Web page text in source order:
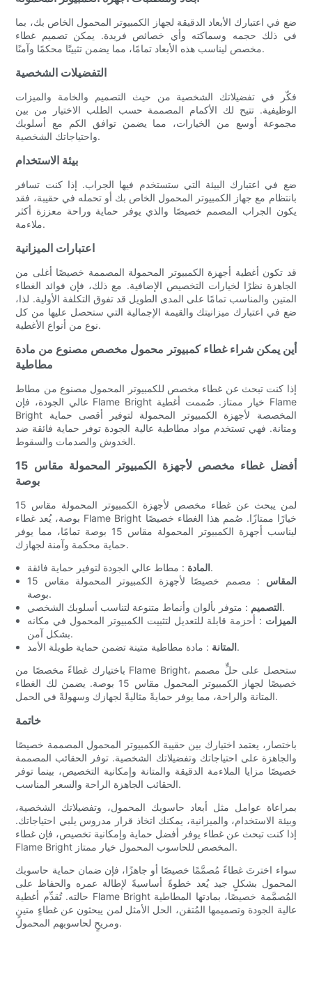
ضع في اعتبارك الأبعاد الدقيقة لجهاز الكمبيوتر المحمول الخاص بك، بما
في ذلك حجمه وسماكته وأي خصائص فريدة. يمكن تصميم غطاء
مخصص ليناسب هذه الأبعاد تمامًا، مما يضمن تثبيتًا محكمًا وآمنًا.
التفضيلات الشخصية
فكّر في تفضيلاتك الشخصية من حيث التصميم والخامة والميزات
الوظيفية. تتيح لك الأكمام المصممة حسب الطلب الاختيار من بين
مجموعة أوسع من الخيارات، مما يضمن توافق الكم مع أسلوبك
واحتياجاتك الشخصية.
بيئة الاستخدام
ضع في اعتبارك البيئة التي ستستخدم فيها الجراب. إذا كنت تسافر
بانتظام مع جهاز الكمبيوتر المحمول الخاص بك أو تحمله في حقيبة، فقد
يكون الجراب المصمم خصيصًا والذي يوفر حماية وراحة معززة أكثر
ملاءمة.
اعتبارات الميزانية
قد تكون أغطية أجهزة الكمبيوتر المحمولة المصممة خصيصًا أغلى من
الجاهزة نظرًا لخيارات التخصيص الإضافية. مع ذلك، فإن فوائد الغطاء
المتين والمناسب تمامًا على المدى الطويل قد تفوق التكلفة الأولية. لذا،
ضع في اعتبارك ميزانيتك والقيمة الإجمالية التي ستحصل عليها من كل
نوع من أنواع الأغطية.
أين يمكن شراء غطاء كمبيوتر محمول مخصص مصنوع من مادة
مطاطية
إذا كنت تبحث عن غطاء مخصص للكمبيوتر المحمول مصنوع من مطاط
عالي الجودة، فإن Flame Bright خيار ممتاز. صُممت أغطية Flame
Bright المخصصة لأجهزة الكمبيوتر المحمولة لتوفير أقصى حماية
ومتانة. فهي تستخدم مواد مطاطية عالية الجودة توفر حماية فائقة ضد
الخدوش والصدمات والسقوط.
أفضل غطاء مخصص لأجهزة الكمبيوتر المحمولة مقاس 15
بوصة
لمن يبحث عن غطاء مخصص لأجهزة الكمبيوتر المحمولة مقاس 15
بوصة، يُعد غطاء Flame Bright خيارًا ممتازًا. صُمم هذا الغطاء خصيصًا
ليناسب أجهزة الكمبيوتر المحمولة مقاس 15 بوصة تمامًا، مما يوفر
حماية محكمة وآمنة لجهازك.
المادة: مطاط عالي الجودة لتوفير حماية فائقة.
المقاس
: مصمم خصيصًا لأجهزة الكمبيوتر المحمولة مقاس 15
بوصة.
التصميم: متوفر بألوان وأنماط متنوعة لتناسب أسلوبك الشخصي.
الميزات : أحزمة قابلة للتعديل لتثبيت الكمبيوتر المحمول في مكانه
بشكل آمن.
المتانة: مادة مطاطية متينة تضمن حماية طويلة الأمد.
باختيارك غطاءً مخصصًا من Flame Bright، ستحصل على حلٍّ مصمم
خصيصًا لجهاز الكمبيوتر المحمول مقاس 15 بوصة. يضمن لك الغطاء
المتانة والراحة، مما يوفر حمايةً مثاليةً لجهازك وسهولةً في الحمل.
خاتمة
باختصار، يعتمد اختيارك بين حقيبة الكمبيوتر المحمول المصممة خصيصًا
والجاهزة على احتياجاتك وتفضيلاتك الشخصية. توفر الحقائب المصممة
خصيصًا مزايا الملاءمة الدقيقة والمتانة وإمكانية التخصيص، بينما توفر
الحقائب الجاهزة الراحة والسعر المناسب.
بمراعاة عوامل مثل أبعاد حاسوبك المحمول، وتفضيلاتك الشخصية،
وبيئة الاستخدام، والميزانية، يمكنك اتخاذ قرار مدروس يلبي احتياجاتك.
إذا كنت تبحث عن غطاء يوفر أفضل حماية وإمكانية تخصيص، فإن غطاء
Flame Bright المخصص للحاسوب المحمول خيار ممتاز.
سواء اخترتَ غطاءً مُصمَّمًا خصيصًا أو جاهزًا، فإن ضمان حماية حاسوبك
المحمول بشكلٍ جيد يُعد خطوةً أساسيةً لإطالة عمره والحفاظ على
حالته. تُقدِّم أغطية Flame Bright المُصمَّمة خصيصًا، بمادتها المطاطية
عالية الجودة وتصميمها المُتقن، الحل الأمثل لمن يبحثون عن غطاءٍ متينٍ
ومريحٍ لحاسوبهم المحمول.